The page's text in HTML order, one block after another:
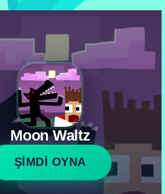
Moon Waltz
ŞİMDİ OYNA